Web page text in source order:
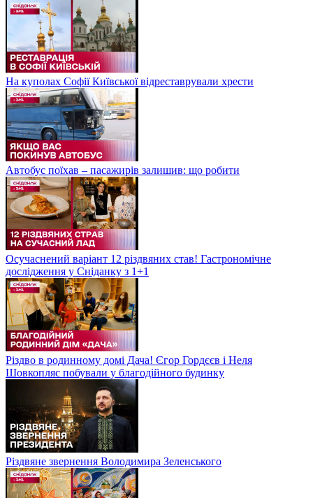
На куполах Софії Київської відреставрували хрести
Автобус поїхав – пасажирів залишив: що робити
Осучаснений варіант 12 різдвяних став! Гастрономічне
дослідження у Сніданку з 1+1
Різдво в родинному домі Дача! Єгор Гордєєв і Неля
Шовкопляс побували у благодійного будинку
Різдвяне звернення Володимира Зеленського